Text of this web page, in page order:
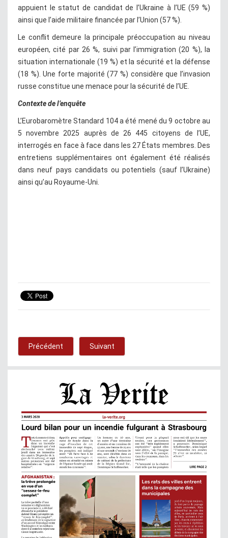
appuient le statut de candidat de l’Ukraine à l’UE (59 %)
ainsi que l’aide militaire financée par l’Union (57 %).
Le conflit demeure la principale préoccupation au niveau
européen, cité par 26 %, suivi par l’immigration (20 %), la
situation internationale (19 %) et la sécurité et la défense
(18 %). Une forte majorité (77 %) considère que l’invasion
russe constitue une menace pour la sécurité de l’UE.
Contexte de l’enquête
L’Eurobaromètre Standard 104 a été mené du 9 octobre au
5 novembre 2025 auprès de 26 445 citoyens de l’UE,
interrogés en face à face dans les 27 États membres. Des
entretiens supplémentaires ont également été réalisés
dans neuf pays candidats ou potentiels (sauf l’Ukraine)
ainsi qu’au Royaume-Uni.
Précédent Suivant